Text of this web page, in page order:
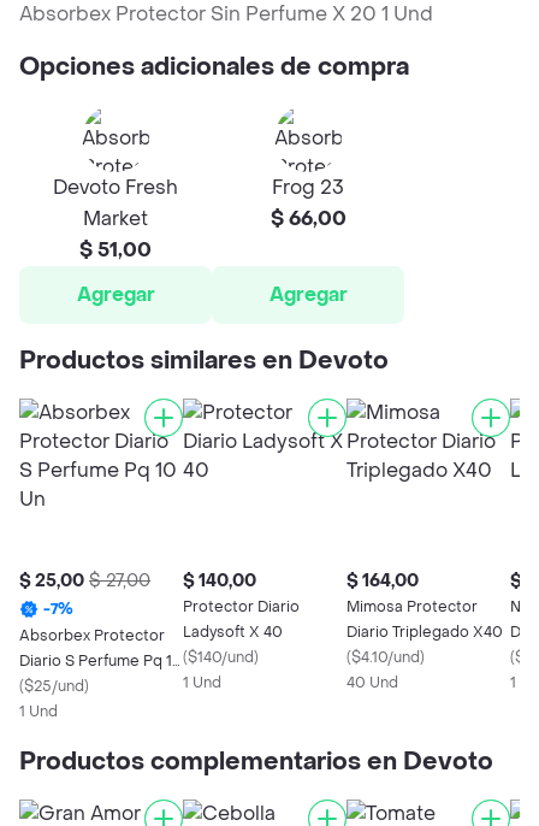
Absorbex Protector Sin Perfume X 20 1 Und
Opciones adicionales de compra
Devoto Fresh
Market
$ 51,00
Agregar
Frog 23
$ 66,00
Agregar
Productos similares en Devoto
$ 25,00 $ 27,00
-7%
Absorbex Protector
Diario S Perfume Pq 10
Un
($25/und)
1 Und
$ 140,00
Protector Diario
Ladysoft X 40
($140/und)
1 Und
$ 164,00
Mimosa Protector
Diario Triplegado X40
($4.10/und)
40 Und
$
(
1 x
Productos complementarios en Devoto